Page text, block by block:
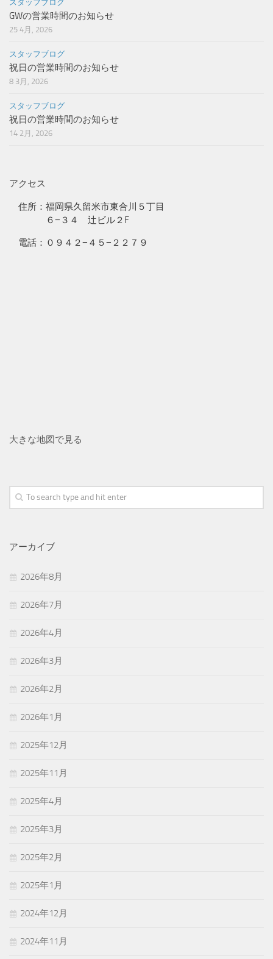
スタッフブログ
GWの営業時間のお知らせ
25 4月, 2026
スタッフブログ
祝日の営業時間のお知らせ
8 3月, 2026
スタッフブログ
祝日の営業時間のお知らせ
14 2月, 2026
アクセス
住所：福岡県久留米市東合川５丁目
６−３４ 辻ビル２F
電話：０９４２−４５−２２７９
大きな地図で見る
アーカイブ
2026年8月
2026年7月
2026年4月
2026年3月
2026年2月
2026年1月
2025年12月
2025年11月
2025年4月
2025年3月
2025年2月
2025年1月
2024年12月
2024年11月